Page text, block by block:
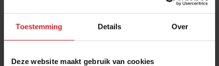
Toestemming Details Over
Deze website maakt gebruik van cookies